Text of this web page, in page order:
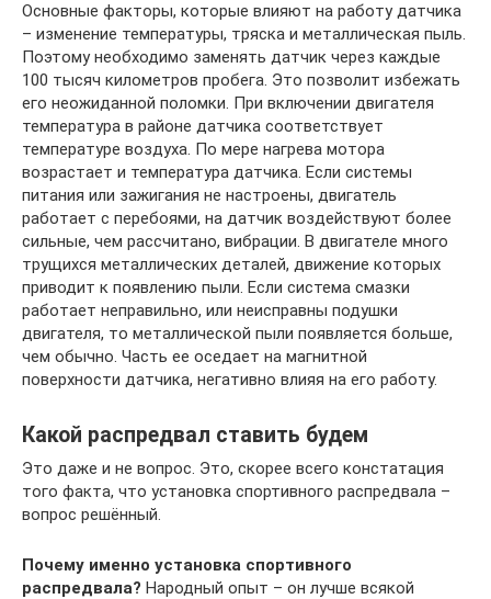
Основные факторы, которые влияют на работу датчика
– изменение температуры, тряска и металлическая пыль.
Поэтому необходимо заменять датчик через каждые
100 тысяч километров пробега. Это позволит избежать
его неожиданной поломки. При включении двигателя
температура в районе датчика соответствует
температуре воздуха. По мере нагрева мотора
возрастает и температура датчика. Если системы
питания или зажигания не настроены, двигатель
работает с перебоями, на датчик воздействуют более
сильные, чем рассчитано, вибрации. В двигателе много
трущихся металлических деталей, движение которых
приводит к появлению пыли. Если система смазки
работает неправильно, или неисправны подушки
двигателя, то металлической пыли появляется больше,
чем обычно. Часть ее оседает на магнитной
поверхности датчика, негативно влияя на его работу.
Какой распредвал ставить будем
Это даже и не вопрос. Это, скорее всего констатация
того факта, что установка спортивного распредвала –
вопрос решённый.
Почему именно установка спортивного
распредвала? Народный опыт – он лучше всякой